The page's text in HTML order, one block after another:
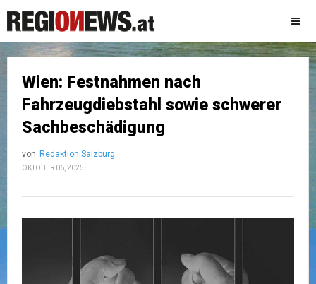
Wien: Festnahmen nach
Fahrzeugdiebstahl sowie schwerer
Sachbeschädigung
von Redaktion Salzburg
OKTOBER 06, 2025